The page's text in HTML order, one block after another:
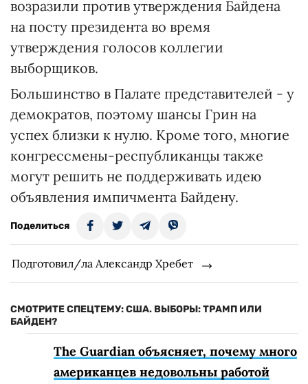
возразили против утверждения Байдена
на посту президента во время
утверждения голосов коллегии
выборщиков.
Большинство в Палате представителей - у
демократов, поэтому шансы Грин на
успех близки к нулю. Кроме того, многие
конгрессмены-республиканцы также
могут решить не поддерживать идею
объявления импичмента Байдену.
Поделиться
Подготовил/ла Александр Хребет
СМОТРИТЕ СПЕЦТЕМУ: США. ВЫБОРЫ: ТРАМП ИЛИ
БАЙДЕН?
The Guardian объясняет, почему много
американцев недовольны работой